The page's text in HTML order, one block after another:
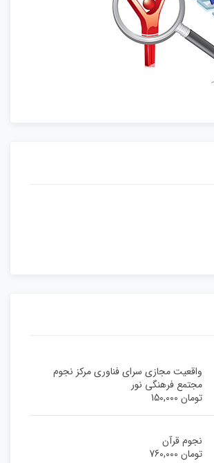
واقعیت مجازی سرای فناوری مرکز نجوم
مجتمع فرهنگی نور
تومان150,000
نجوم قرآن
تومان760,000